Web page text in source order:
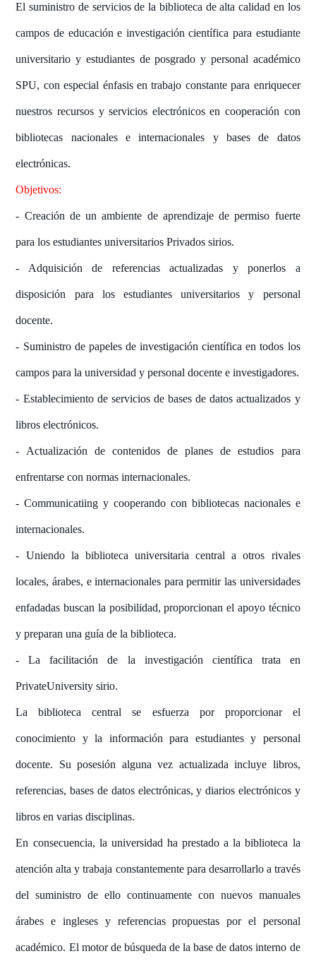
El suministro de servicios de la biblioteca de alta calidad en los
campos de educación e investigación científica para estudiante
universitario y estudiantes de posgrado y personal académico
SPU, con especial énfasis en trabajo constante para enriquecer
nuestros recursos y servicios electrónicos en cooperación con
bibliotecas nacionales e internacionales y bases de datos
electrónicas.
Objetivos:
- Creación de un ambiente de aprendizaje de permiso fuerte
para los estudiantes universitarios Privados sirios.
- Adquisición de referencias actualizadas y ponerlos a
disposición para los estudiantes universitarios y personal
docente.
- Suministro de papeles de investigación científica en todos los
campos para la universidad y personal docente e investigadores.
- Establecimiento de servicios de bases de datos actualizados y
libros electrónicos.
- Actualización de contenidos de planes de estudios para
enfrentarse con normas internacionales.
- Communicatiing y cooperando con bibliotecas nacionales e
internacionales.
- Uniendo la biblioteca universitaria central a otros rivales
locales, árabes, e internacionales para permitir las universidades
enfadadas buscan la posibilidad, proporcionan el apoyo técnico
y preparan una guía de la biblioteca.
- La facilitación de la investigación científica trata en
PrivateUniversity sirio.
La biblioteca central se esfuerza por proporcionar el
conocimiento y la información para estudiantes y personal
docente. Su posesión alguna vez actualizada incluye libros,
referencias, bases de datos electrónicas, y diarios electrónicos y
libros en varias disciplinas.
En consecuencia, la universidad ha prestado a la biblioteca la
atención alta y trabaja constantemente para desarrollarlo a través
del suministro de ello continuamente con nuevos manuales
árabes e ingleses y referencias propuestas por el personal
académico. El motor de búsqueda de la base de datos interno de